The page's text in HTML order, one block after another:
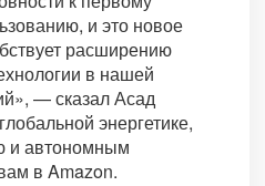
и это новое
расширению
в нашей
— сказал Асад
энергетике,
и автономным
в Amazon.